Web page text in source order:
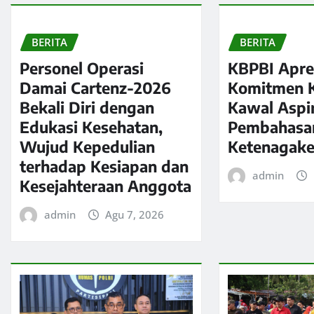
BERITA
Personel Operasi
Damai Cartenz-2026
Bekali Diri dengan
Edukasi Kesehatan,
Wujud Kepedulian
terhadap Kesiapan dan
Kesejahteraan Anggota
admin Agu 7, 2026
BERITA
KBPBI
Komitmen
Kawal
admin